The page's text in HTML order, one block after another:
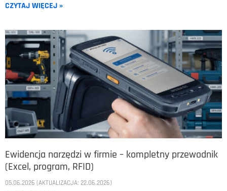
CZYTAJ WIĘCEJ »
Ewidencja narzędzi w firmie – kompletny przewodnik
(Excel, program, RFID)
05.06.2026 (AKTUALIZACJA: 22.06.2026)